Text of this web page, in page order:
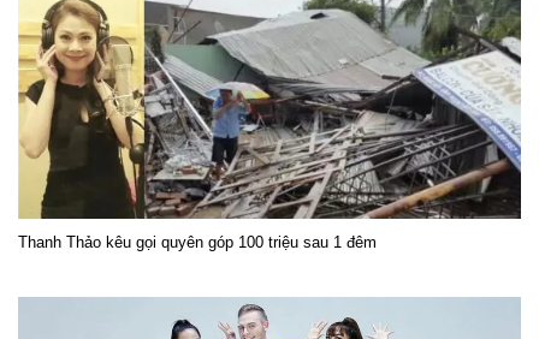
Thanh Thảo kêu gọi quyên góp 100 triệu sau 1 đêm